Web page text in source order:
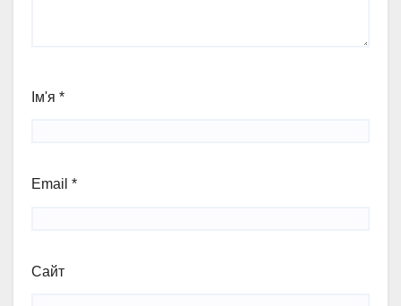
Ім'я *
Email *
Сайт